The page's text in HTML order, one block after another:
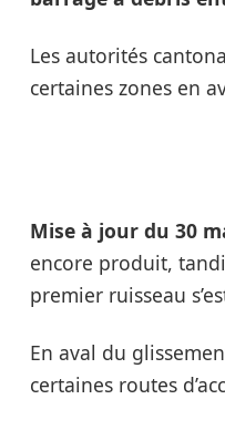
Les autorités
certaines zones en
Mise à jour du 30
encore produit,
premier ruisseau
En aval du
certaines routes